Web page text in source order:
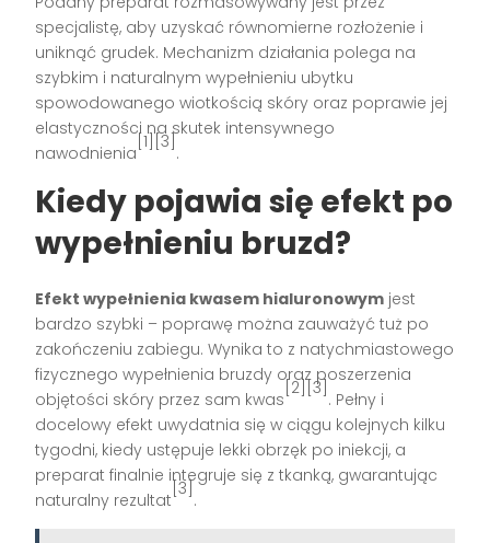
specjalistę, aby uzyskać równomierne rozłożenie i
uniknąć grudek. Mechanizm działania polega na
szybkim i naturalnym wypełnieniu ubytku
spowodowanego wiotkością skóry oraz poprawie jej
elastyczności na skutek intensywnego
nawodnienia
[1][3]
.
Kiedy pojawia się efekt po
wypełnieniu bruzd?
Efekt wypełnienia kwasem hialuronowym jest
bardzo szybki – poprawę można zauważyć tuż po
zakończeniu zabiegu. Wynika to z natychmiastowego
fizycznego wypełnienia bruzdy oraz poszerzenia
objętości skóry przez sam kwas
[2][3]
. Pełny i
docelowy efekt uwydatnia się w ciągu kolejnych kilku
tygodni, kiedy ustępuje lekki obrzęk po iniekcji, a
preparat finalnie integruje się z tkanką, gwarantując
naturalny rezultat
[3]
.